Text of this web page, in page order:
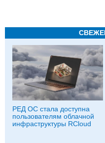
РЕД ОС стала доступна
пользователям облачной
инфраструктуры RCloud